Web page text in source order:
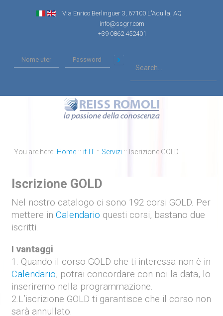
Via Enrico Berlinguer 3, 67100 L'Aquila, AQ
info@ssgrr.com
+39 0862 452401
You are here: Home :: it-IT :: Servizi :: Iscrizione GOLD
Iscrizione GOLD
Nel nostro catalogo ci sono 192 corsi GOLD. Per
mettere in Calendario questi corsi, bastano due
iscritti.
I vantaggi
1. Quando il corso GOLD che ti interessa non è in
Calendario, potrai concordare con noi la data, lo
inseriremo nella programmazione.
2.L’iscrizione GOLD ti garantisce che il corso non
sarà annullato.